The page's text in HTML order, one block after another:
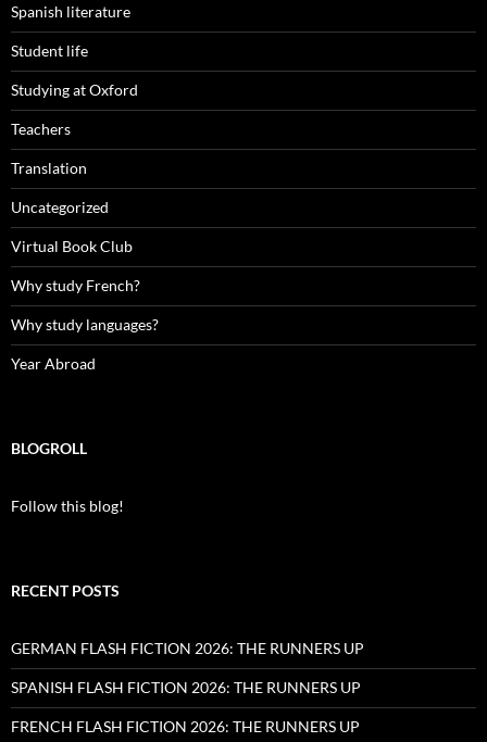
Spanish literature
Student life
Studying at Oxford
Teachers
Translation
Uncategorized
Virtual Book Club
Why study French?
Why study languages?
Year Abroad
BLOGROLL
Follow this blog!
RECENT POSTS
GERMAN FLASH FICTION 2026: THE RUNNERS UP
SPANISH FLASH FICTION 2026: THE RUNNERS UP
FRENCH FLASH FICTION 2026: THE RUNNERS UP